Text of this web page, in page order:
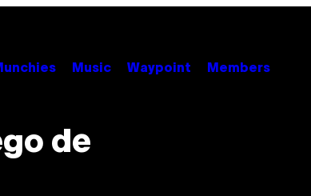
Music Waypoint Members
de